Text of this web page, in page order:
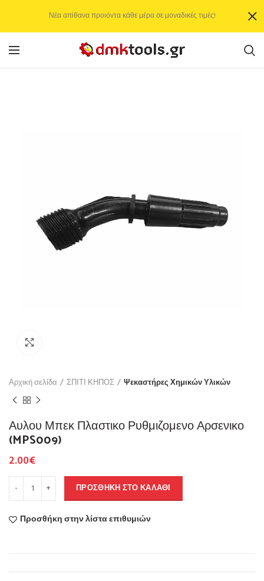
Αρχική σελίδα ΣΠΙΤΙ ΚΗΠΟΣ Ψεκαστήρες Χημικών Υλικών
Αυλου Μπεκ Πλαστικο Ρυθμιζομενο Αρσενικο
(MPS009)
2.00€
ΠΡΟΣΘΉΚΗ ΣΤΟ ΚΑΛΆΘΙ
Προσθήκη στην λίστα επιθυμιών
Νέα απίθανα προιόντα κάθε μέρα σε μοναδικές τιμές!